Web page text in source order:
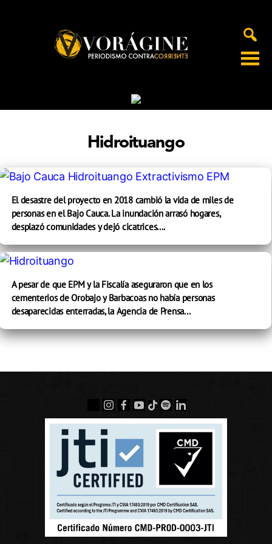
Hidroituango
El desastre del proyecto en 2018 cambió la vida de miles de
personas en el Bajo Cauca. La inundación arrasó hogares,
desplazó comunidades y dejó cicatrices....
A pesar de que EPM y la Fiscalía aseguraron que en los
cementerios de Orobajo y Barbacoas no había personas
desaparecidas enterradas, la Agencia de Prensa...